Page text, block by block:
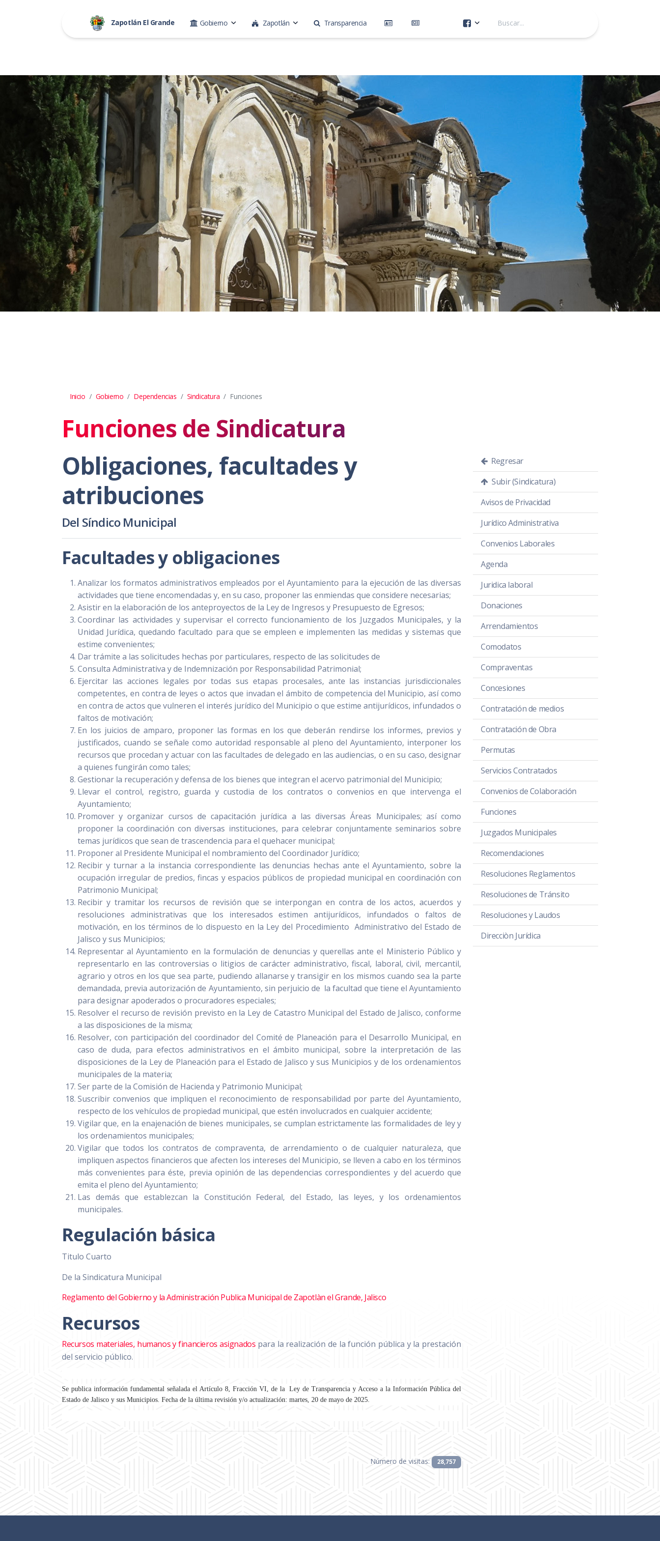
Zapotlán El Grande Gobierno Zapotlán Transparencia
Inicio Gobierno Dependencias Sindicatura Funciones
Funciones de Sindicatura
Obligaciones, facultades y
atribuciones
Del Síndico Municipal
Facultades y obligaciones
Analizar los formatos administrativos empleados por el Ayuntamiento para la ejecución de las diversas
actividades que tiene encomendadas y, en su caso, proponer las enmiendas que considere necesarias;
Asistir en la elaboración de los anteproyectos de la Ley de Ingresos y Presupuesto de Egresos;
Coordinar las actividades y supervisar el correcto funcionamiento de los Juzgados Municipales, y la
Unidad Jurídica, quedando facultado para que se empleen e implementen las medidas y sistemas que
estime convenientes;
Dar trámite a las solicitudes hechas por particulares, respecto de las solicitudes de
Consulta Administrativa y de Indemnización por Responsabilidad Patrimonial;
Ejercitar las acciones legales por todas sus etapas procesales, ante las instancias jurisdiccionales
competentes, en contra de leyes o actos que invadan el ámbito de competencia del Municipio, así como
en contra de actos que vulneren el interés jurídico del Municipio o que estime antijurídicos, infundados o
faltos de motivación;
En los juicios de amparo, proponer las formas en los que deberán rendirse los informes, previos y
justificados, cuando se señale como autoridad responsable al pleno del Ayuntamiento, interponer los
recursos que procedan y actuar con las facultades de delegado en las audiencias, o en su caso, designar
a quienes fungirán como tales;
Gestionar la recuperación y defensa de los bienes que integran el acervo patrimonial del Municipio;
Llevar el control, registro, guarda y custodia de los contratos o convenios en que intervenga el
Ayuntamiento;
Promover y organizar cursos de capacitación jurídica a las diversas Áreas Municipales; así como
proponer la coordinación con diversas instituciones, para celebrar conjuntamente seminarios sobre
temas jurídicos que sean de trascendencia para el quehacer municipal;
Proponer al Presidente Municipal el nombramiento del Coordinador Jurídico;
Recibir y turnar a la instancia correspondiente las denuncias hechas ante el Ayuntamiento, sobre la
ocupación irregular de predios, fincas y espacios públicos de propiedad municipal en coordinación con
Patrimonio Municipal;
Recibir y tramitar los recursos de revisión que se interpongan en contra de los actos, acuerdos y
resoluciones administrativas que los interesados estimen antijurídicos, infundados o faltos de
motivación, en los términos de lo dispuesto en la Ley del Procedimiento Administrativo del Estado de
Jalisco y sus Municipios;
Representar al Ayuntamiento en la formulación de denuncias y querellas ante el Ministerio Público y
representarlo en las controversias o litigios de carácter administrativo, fiscal, laboral, civil, mercantil,
agrario y otros en los que sea parte, pudiendo allanarse y transigir en los mismos cuando sea la parte
demandada, previa autorización de Ayuntamiento, sin perjuicio de la facultad que tiene el Ayuntamiento
para designar apoderados o procuradores especiales;
Resolver el recurso de revisión previsto en la Ley de Catastro Municipal del Estado de Jalisco, conforme
a las disposiciones de la misma;
Resolver, con participación del coordinador del Comité de Planeación para el Desarrollo Municipal, en
caso de duda, para efectos administrativos en el ámbito municipal, sobre la interpretación de las
disposiciones de la Ley de Planeación para el Estado de Jalisco y sus Municipios y de los ordenamientos
municipales de la materia;
Ser parte de la Comisión de Hacienda y Patrimonio Municipal;
Suscribir convenios que impliquen el reconocimiento de responsabilidad por parte del Ayuntamiento,
respecto de los vehículos de propiedad municipal, que estén involucrados en cualquier accidente;
Vigilar que, en la enajenación de bienes municipales, se cumplan estrictamente las formalidades de ley y
los ordenamientos municipales;
Vigilar que todos los contratos de compraventa, de arrendamiento o de cualquier naturaleza, que
impliquen aspectos financieros que afecten los intereses del Municipio, se lleven a cabo en los términos
más convenientes para éste, previa opinión de las dependencias correspondientes y del acuerdo que
emita el pleno del Ayuntamiento;
Las demás que establezcan la Constitución Federal, del Estado, las leyes, y los ordenamientos
municipales.
Regulación básica
Titulo Cuarto
De la Sindicatura Municipal
Reglamento del Gobierno y la Administración Publica Municipal de Zapotlàn el Grande, Jalisco
Recursos
Recursos materiales, humanos y financieros asignados para la realización de la función pública y la prestación
del servicio público.
Se publica información fundamental señalada el Artículo 8, Fracción VI, de la Ley de Transparencia y Acceso a la Información Pública del
Estado de Jalisco y sus Municipios. Fecha de la última revisión y/o actualización: martes, 20 de mayo de 2025.
Número de visitas: 28,757
Regresar
Subir (Sindicatura)
Avisos de Privacidad
Jurídico Administrativa
Convenios Laborales
Agenda
Juridica laboral
Donaciones
Arrendamientos
Comodatos
Compraventas
Concesiones
Contratación de medios
Contratación de Obra
Permutas
Servicios Contratados
Convenios de Colaboración
Funciones
Juzgados Municipales
Recomendaciones
Resoluciones Reglamentos
Resoluciones de Tránsito
Resoluciones y Laudos
Direcciòn Jurídica